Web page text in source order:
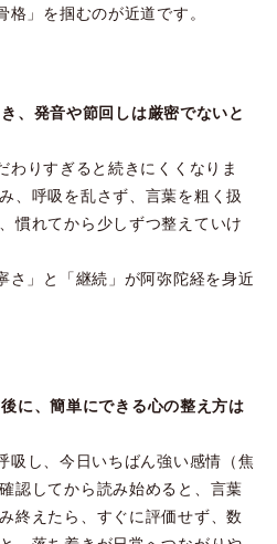
」を掴むのが近道です。
、発音や節回しは厳密でないと
わりすぎると続きにくくなりま
、呼吸を乱さず、言葉を粗く扱
慣れてから少しずつ整えていけ
さ」と「継続」が阿弥陀経を身近
に、簡単にできる心の整え方は
吸し、今日いちばん強い感情（焦
認してから読み始めると、言葉
終えたら、すぐに評価せず、数